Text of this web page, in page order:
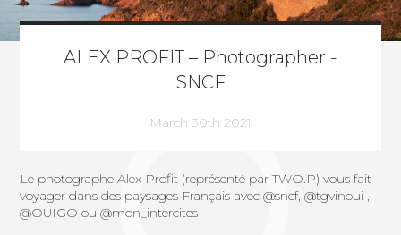
ALEX PROFIT – Photographer -
SNCF
March 30th 2021
Le photographe Alex Profit (représenté parTWO.P) vous fait
voyager dans des paysages Français avec @sncf, @tgvinoui ,
@OUIGO ou @mon_intercites